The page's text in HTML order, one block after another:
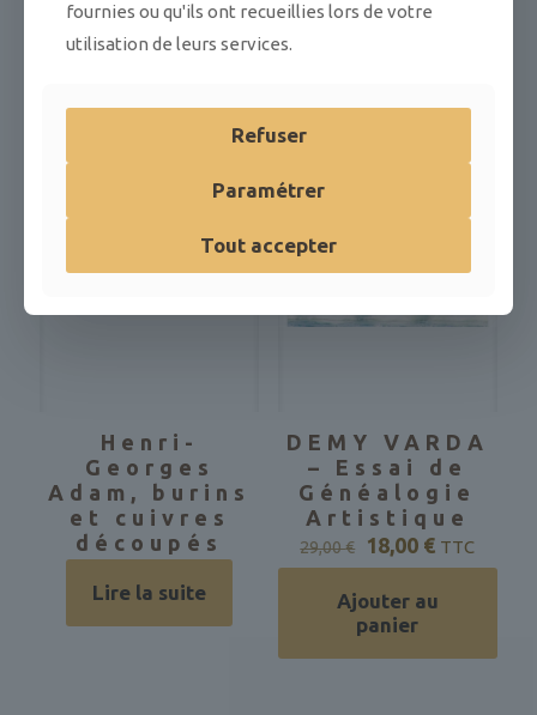
Henri-
Georges
Adam, burins
et cuivres
découpés
Lire la suite
DEMY VARDA
– Essai de
Généalogie
Artistique
29,00€
Le
prix
initial
était :
29,00 €.
18,00 €Le
prix
est :
TTC
Ajouter au
panier
fournies ou qu'ils ont recueillies lors de votre
utilisation de leurs services.
Refuser
Paramétrer
Tout accepter